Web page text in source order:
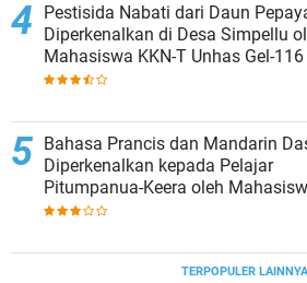
Pestisida Nabati dari Daun
Diperkenalkan di Desa Simpellu
Mahasiswa KKN-T Unhas Gel-116
Bahasa Prancis dan Mandarin
Diperkenalkan kepada Pelajar
Pitumpanua-Keera oleh
Unhas di Wajo
TERPOPULER LAINNYA